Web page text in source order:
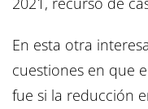
En esta otra
cuestiones en que
fue si la reducción